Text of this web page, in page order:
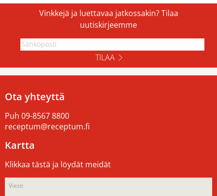
Vinkkejä ja luettavaa jatkossakin? Tilaa
uutiskirjeemme
TILAA
Ota yhteyttä
Puh 09-8567 8800
receptum@receptum.fi
Kartta
Klikkaa tästä ja löydät meidät